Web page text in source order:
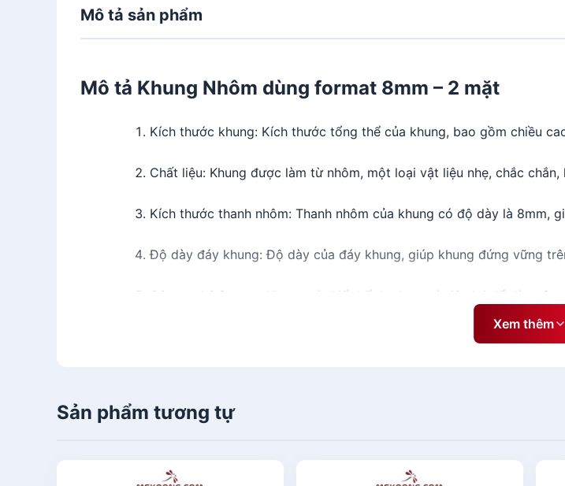
Mô tả sản phẩm
Mô tả Khung Nhôm dùng format 8mm – 2 mặt
Kích thước khung: Kích thước tổng thể của khung, bao gồm chiều
Chất liệu: Khung được làm từ nhôm, một loại vật liệu nhẹ, chắc
Kích thước thanh nhôm: Thanh nhôm của khung có độ dày là 8mm,
Độ dày đáy khung: Độ dày của đáy khung, giúp khung đứng vững
Công nghệ format: Khung có thiết kế đa dạng và tiện lợi để dùng
và sử dụng khung dễ dàng.
Ưu điểm Khung Nhôm dùng format 8mm – 2 mặt
Xem thêm
Sản phẩm tương tự